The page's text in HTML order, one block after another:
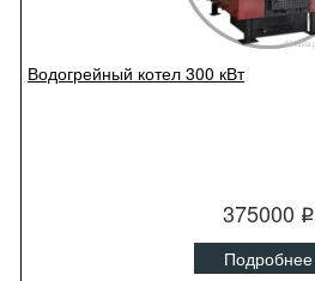
Водогрейный котел 300 кВт
375000 q
Подробнее